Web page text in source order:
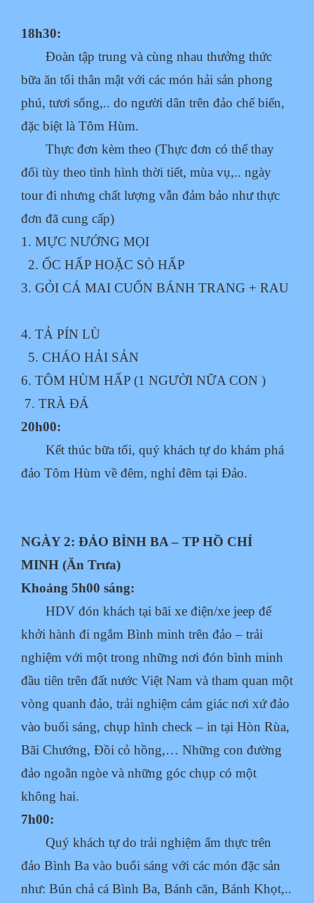
18h30:
Đoàn tập trung và cùng nhau thưởng thức
bữa ăn tối thân mật với các món hải sản phong
phú, tươi sống,.. do người dân trên đảo chế biến,
đặc biệt là Tôm Hùm.
Thực đơn kèm theo (Thực đơn có thể thay
đổi tùy theo tình hình thời tiết, mùa vụ,.. ngày
tour đi nhưng chất lượng vẫn đảm bảo như thực
đơn đã cung cấp)
1. MỰC NƯỚNG MỌI
2. ỐC HẤP HOẶC SÒ HẤP
3. GỎI CÁ MAI CUỐN BÁNH TRANG + RAU
4. TẢ PÍN LÙ
5. CHÁO HẢI SẢN
6. TÔM HÙM HẤP (1 NGƯỜI NỮA CON )
7. TRÀ ĐÁ
20h00:
Kết thúc bữa tối, quý khách tự do khám phá
đảo Tôm Hùm về đêm, nghỉ đêm tại Đảo.
NGÀY 2: ĐẢO BÌNH BA – TP HỒ CHÍ
MINH (Ăn Trưa)
Khoảng 5h00 sáng:
HDV đón khách tại bãi xe điện/xe jeep để
khởi hành đi ngắm Bình minh trên đảo – trải
nghiệm với một trong những nơi đón bình minh
đầu tiên trên đất nước Việt Nam và tham quan một
vòng quanh đảo, trải nghiệm cảm giác nơi xứ đảo
vào buổi sáng, chụp hình check – in tại Hòn Rùa,
Bãi Chướng, Đồi cỏ hồng,… Những con đường
đảo ngoằn ngòe và những góc chụp có một
không hai.
7h00:
Quý khách tự do trải nghiệm ẩm thực trên
đảo Bình Ba vào buổi sáng với các món đặc sản
như: Bún chả cá Bình Ba, Bánh căn, Bánh Khọt,..